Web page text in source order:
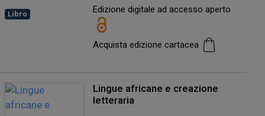
Libro Edizione digitale ad accesso aperto
Acquista edizione cartacea
Lingue africane e creazione
letteraria